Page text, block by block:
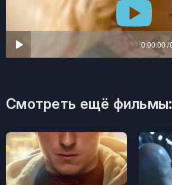
Смотреть ещё фильмы: